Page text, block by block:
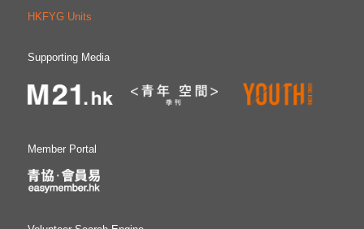
HKFYG Units
Supporting Media
Member Portal